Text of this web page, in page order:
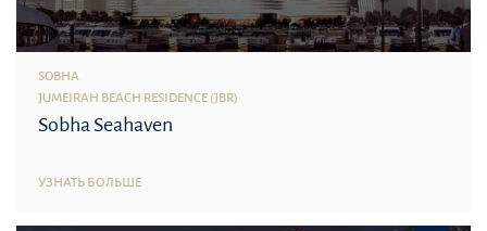
SOBHA
JUMEIRAH BEACH RESIDENCE (JBR)
Sobha Seahaven
УЗНАТЬ БОЛЬШЕ